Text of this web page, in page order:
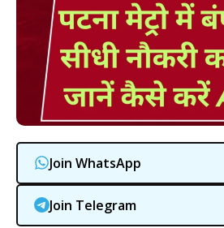
Join WhatsApp
Join Telegram